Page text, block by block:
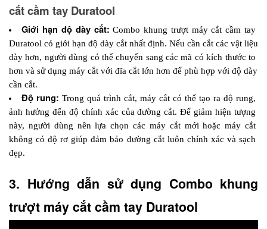
cắt cầm tay Duratool
Giới hạn độ dày cắt: Combo khung trượt máy cắt cầm tay
Duratool có giới hạn độ dày cắt nhất định. Nếu cần cắt các vật liệu
dày hơn, người dùng có thể chuyển sang các mã có kích thước to
hơn và sử dụng máy cắt với đĩa cắt lớn hơn để phù hợp với độ dày
cần cắt.
Độ rung: Trong quá trình cắt, máy cắt có thể tạo ra độ rung,
ảnh hưởng đến độ chính xác của đường cắt. Để giảm hiện tượng
này, người dùng nên lựa chọn các máy cắt mới hoặc máy cắt
không có độ rơ giúp đảm bảo đường cắt luôn chính xác và sạch
đẹp.
3. Hướng dẫn sử dụng Combo khung
trượt máy cắt cầm tay Duratool